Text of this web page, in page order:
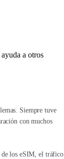
a otros
Siempre tuve
con muchos
los eSIM, el tráfico